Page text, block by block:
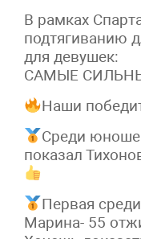
В рамках
подтягиванию
для девушек:
САМЫЕ
Наши
Среди
показал
Первая
Марина- 55